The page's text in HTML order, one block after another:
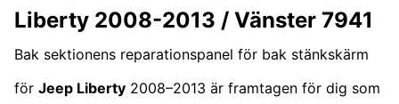
Liberty 2008-2013 / Vänster 7941
Bak sektionens reparationspanel för bak stänkskärm
för Jeep Liberty 2008–2013 är framtagen för dig som